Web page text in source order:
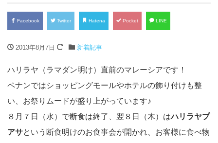
Facebook Twitter Hatena Pocket LINE
2013年8月7日 新着記事
ハリラヤ（ラマダン明け）直前のマレーシアです！
ペナンではショッピングモールやホテルの飾り付けも整
い、お祭りムードが盛り上がっています♪
８月７日（水）で断食は終了、翌８日（木）はハリラヤプ
アサという断食明けのお食事会が開かれ、お客様に食べ物